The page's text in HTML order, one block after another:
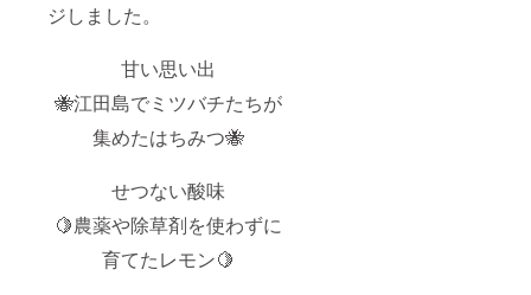
ジしました。
甘い思い出
🐝江田島でミツバチたちが
集めたはちみつ🐝
せつない酸味
🍋農薬や除草剤を使わずに
育てたレモン🍋